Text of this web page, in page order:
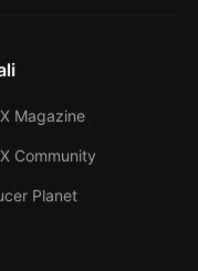
Magazine
Community
Planet